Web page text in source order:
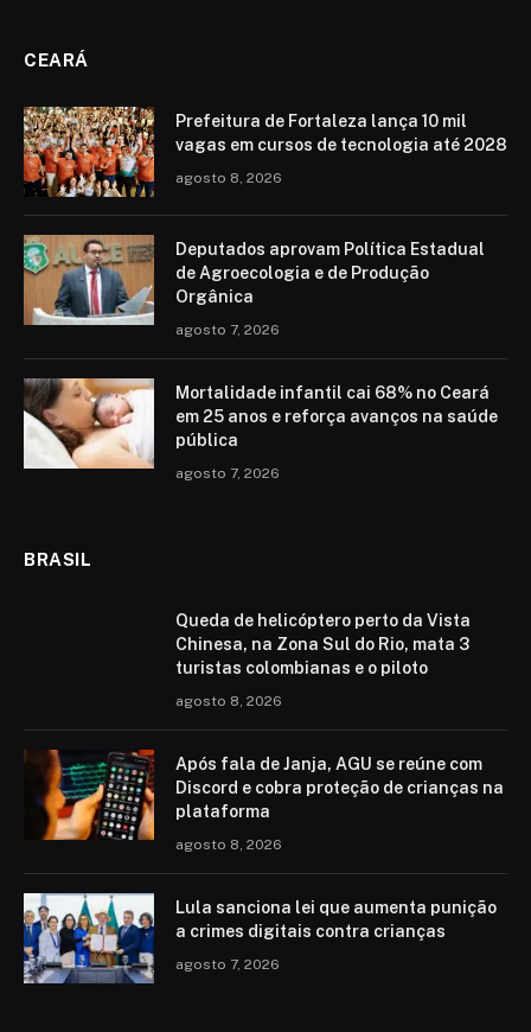
CEARÁ
Prefeitura de Fortaleza lança 10 mil
vagas em cursos de tecnologia até 2028
agosto 8, 2026
Deputados aprovam Política Estadual
de Agroecologia e de Produção
Orgânica
agosto 7, 2026
Mortalidade infantil cai 68% no Ceará
em 25 anos e reforça avanços na saúde
pública
agosto 7, 2026
BRASIL
Queda de helicóptero perto da Vista
Chinesa, na Zona Sul do Rio, mata 3
turistas colombianas e o piloto
agosto 8, 2026
Após fala de Janja, AGU se reúne com
Discord e cobra proteção de crianças na
plataforma
agosto 8, 2026
Lula sanciona lei que aumenta punição
a crimes digitais contra crianças
agosto 7, 2026